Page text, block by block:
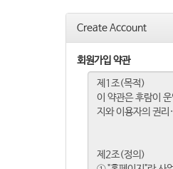
Create Account
회원가입 약관